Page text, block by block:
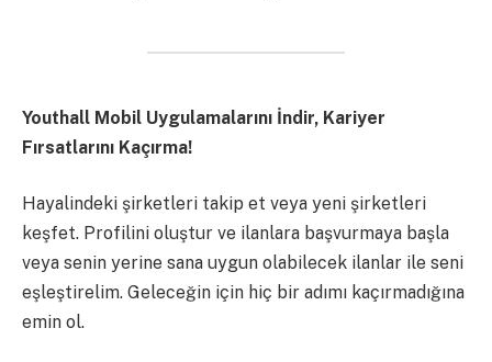
Youthall Mobil Uygulamalarını İndir, Kariyer
Fırsatlarını Kaçırma!
Hayalindeki şirketleri takip et veya yeni şirketleri
keşfet. Profilini oluştur ve ilanlara başvurmaya başla
veya senin yerine sana uygun olabilecek ilanlar ile seni
eşleştirelim. Geleceğin için hiç bir adımı kaçırmadığına
emin ol.